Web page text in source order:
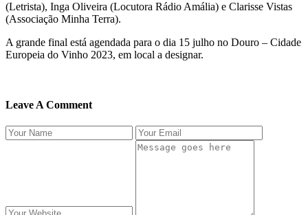
(Letrista), Inga Oliveira (Locutora Rádio Amália) e Clarisse Vistas
(Associação Minha Terra).
A grande final está agendada para o dia 15 julho no Douro – Cidade
Europeia do Vinho 2023, em local a designar.
Leave A Comment